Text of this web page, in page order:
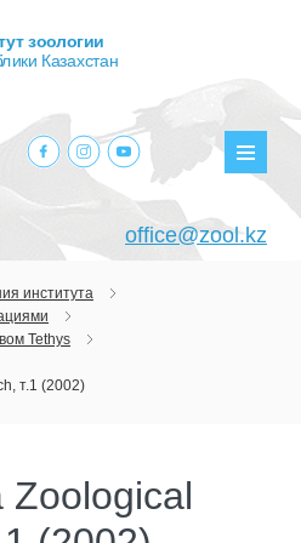
office@zool.kz
facebook.com
instagram.com
youtube.com
зоологии
Казахстан
ТЕРИОЛОГИИ
института
Tethys
т.1 (2002)
Zoological